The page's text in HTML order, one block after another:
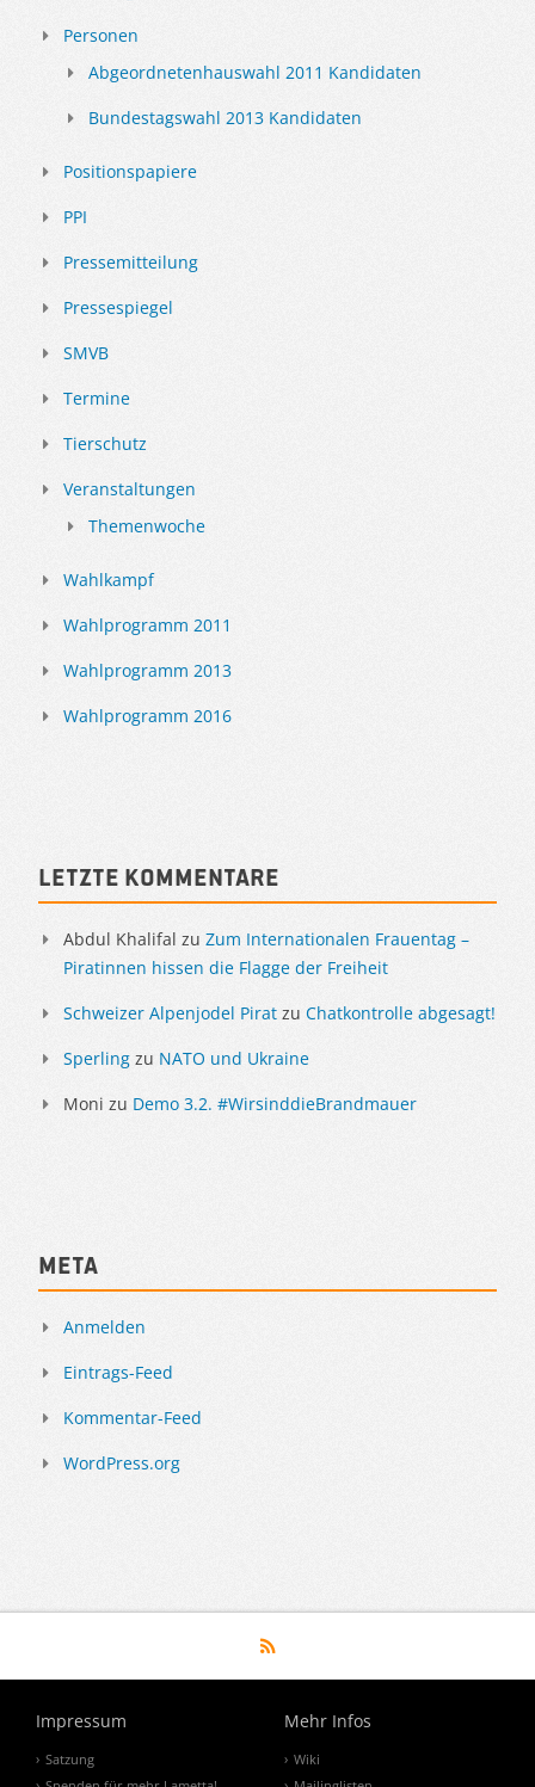
Personen
Abgeordnetenhauswahl 2011 Kandidaten
Bundestagswahl 2013 Kandidaten
Positionspapiere
PPI
Pressemitteilung
Pressespiegel
SMVB
Termine
Tierschutz
Veranstaltungen
Themenwoche
Wahlkampf
Wahlprogramm 2011
Wahlprogramm 2013
Wahlprogramm 2016
Letzte Kommentare
Abdul Khalifal zu Zum Internationalen Frauentag –
Piratinnen hissen die Flagge der Freiheit
Schweizer Alpenjodel Pirat zu Chatkontrolle abgesagt!
Sperling zu NATO und Ukraine
Moni zu Demo 3.2. #WirsinddieBrandmauer
Meta
Anmelden
Eintrags-Feed
Kommentar-Feed
WordPress.org
Impressum
Satzung
Mehr Infos
Wiki